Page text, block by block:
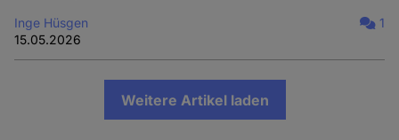
Inge Hüsgen
15.05.2026
1
Weitere Artikel laden